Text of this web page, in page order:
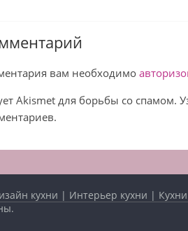
вам необходимо
Akismet для борьбы со спамом.
кухни | Интерьер кухни |